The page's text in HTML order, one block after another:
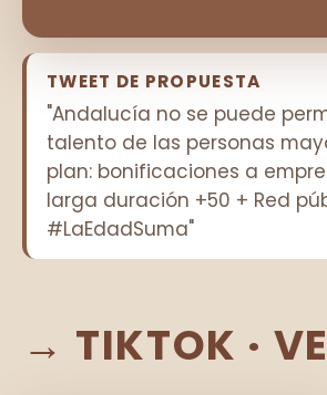
TWEET DE PROPUESTA
"Andalucía no se puede
talento de las personas
plan: bonificaciones a
larga duración +50 + Red
#LaEdadSuma"
→ TIKTOK ·